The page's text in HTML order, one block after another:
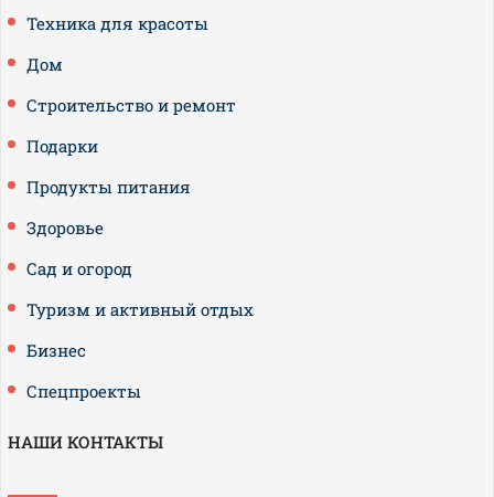
Техника для красоты
Дом
Строительство и ремонт
Подарки
Продукты питания
Здоровье
Сад и огород
Туризм и активный отдых
Бизнес
Спецпроекты
НАШИ КОНТАКТЫ